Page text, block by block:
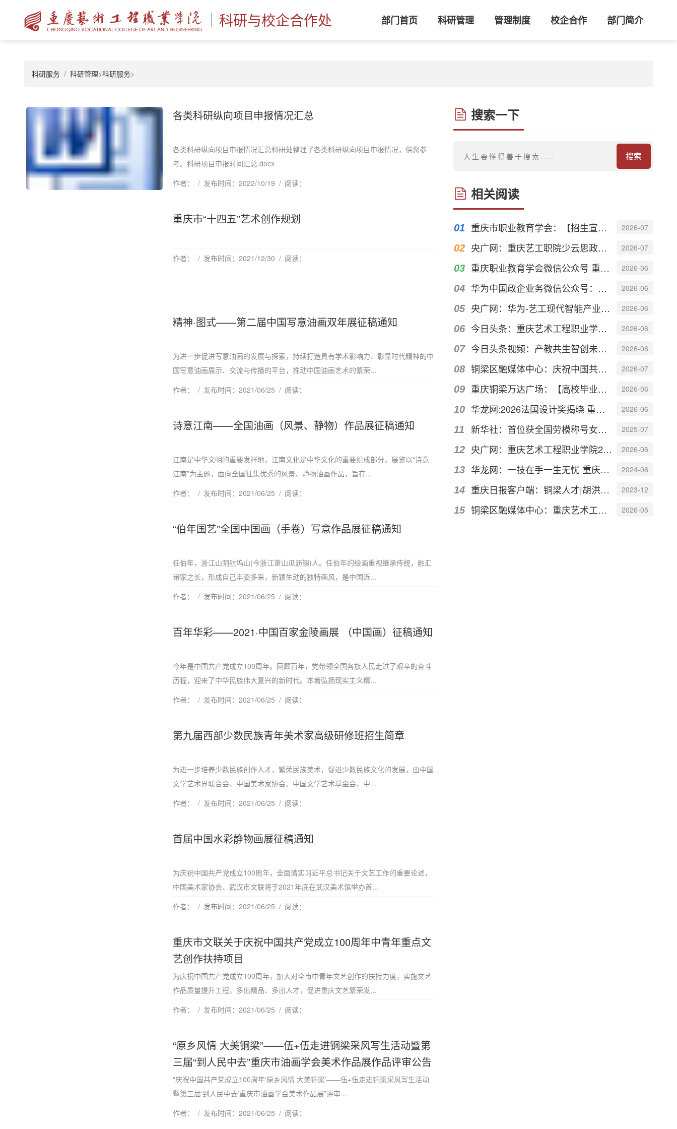
科研与校企合作处 部门首页 科研管理 管理制度 校企合作 部门简介
科研服务 科研管理>科研服务>
各类科研纵向项目申报情况汇总
各类科研纵向项目申报情况汇总科研处整理了各类科研纵向项目申报情况，供您参
考。科研项目申报时间汇总.docx
作者：
发布时间：2022/10/19 阅读：
重庆市“十四五”艺术创作规划
作者： 发布时间：2021/12/30 阅读：
精神·图式——第二届中国写意油画双年展征稿通知
为进一步促进写意油画的发展与探索，持续打造具有学术影响力、彰显时代精神的中
国写意油画展示、交流与传播的平台，推动中国油画艺术的繁荣...
作者：
发布时间：2021/06/25 阅读：
诗意江南——全国油画（风景、静物）作品展征稿通知
江南是中华文明的重要发祥地，江南文化是中华文化的重要组成部分。展览以“诗意
江南”为主题，面向全国征集优秀的风景、静物油画作品，旨在...
作者：
发布时间：2021/06/25 阅读：
“伯年国艺”全国中国画（手卷）写意作品展征稿通知
任伯年，浙江山阴航坞山(今浙江萧山瓜沥镇)人。任伯年的绘画重视继承传统，融汇
诸家之长，形成自己丰姿多采，新颖生动的独特画风，是中国近...
作者：
发布时间：2021/06/25 阅读：
百年华彩——2021·中国百家金陵画展 （中国画）征稿通知
今年是中国共产党成立100周年。回顾百年，党带领全国各族人民走过了艰辛的奋斗
历程，迎来了中华民族伟大复兴的新时代。本着弘扬现实主义精...
作者：
发布时间：2021/06/25 阅读：
第九届西部少数民族青年美术家高级研修班招生简章
为进一步培养少数民族创作人才，繁荣民族美术，促进少数民族文化的发展，由中国
文学艺术界联合会、中国美术家协会、中国文学艺术基金会、中...
作者：
发布时间：2021/06/25 阅读：
首届中国水彩静物画展征稿通知
为庆祝中国共产党成立100周年，全面落实习近平总书记关于文艺工作的重要论述，
中国美术家协会、武汉市文联将于2021年底在武汉美术馆举办首...
作者：
发布时间：2021/06/25 阅读：
重庆市文联关于庆祝中国共产党成立100周年中青年重点文
艺创作扶持项目
为庆祝中国共产党成立100周年，加大对全市中青年文艺创作的扶持力度，实施文艺
作品质量提升工程，多出精品、多出人才，促进重庆文艺繁荣发...
作者：
发布时间：2021/06/25 阅读：
“原乡风情 大美铜梁”——伍+伍走进铜梁采风写生活动暨第
三届“到人民中去”重庆市油画学会美术作品展作品评审公告
“庆祝中国共产党成立100周年‘原乡风情 大美铜梁’——伍+伍走进铜梁采风写生活动
暨第三届‘到人民中去’重庆市油画学会美术作品展”评审...
作者：
发布时间：2021/06/25 阅读：
搜索一下
搜索
相关阅读
重庆市职业教育学会：【招生宣传季】重庆艺术工程职业学院 2026-07
央广网：重庆艺工职院少云思政汇演“声”入人心 2026-07
重庆职业教育学会微信公众号 重庆艺术工程职业学院“三把钥匙”开启艺术类职教产教融... 2026-06
华为中国政企业务微信公众号：科创赋能 产教协同 | 重庆艺术工程职业学院携手华为... 2026-06
央广网：华为-艺工现代智能产业学院赋能数字人才培养 2026-06
今日头条：重庆艺术工程职业学院启动2026年产教融合活动月 2026-06
今日头条视频：产教共生智创未来——重庆艺术工程职业学院2026年产教融合活动月 2026-06
铜梁区融媒体中心：庆祝中国共产党成立105周年｜重庆艺术工程职业学院举行“少云思政... 2026-07
重庆铜梁万达广场：【高校毕业展】以“境生万象”之名，见证青年设计力量的时代答卷 2026-06
华龙网:2026法国设计奖揭晓 重庆建筑设计摘得一金一银 2026-06
新华社：首位获全国劳模称号女外卖员 “95后”姑娘廖泽萌的“飞驰人生 2025-07
央广网：重庆艺术工程职业学院2026产教融合活动月启动 2026-06
华龙网：一技在手一生无忧 重庆艺术工程职业学院艺术教育学院职业教育活动月落幕 2024-06
重庆日报客户端：铜梁人才|胡洪：用巧手裁剪时尚把热爱变成事业 2023-12
铜梁区融媒体中心：重庆艺术工程职业学院作品荣获2026法国设计奖两项大奖 2026-05